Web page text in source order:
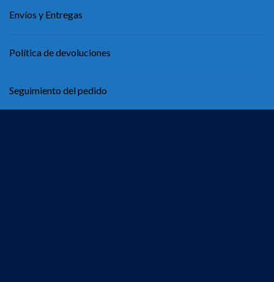
Envíos y Entregas
Política de devoluciones
Seguimiento del pedido